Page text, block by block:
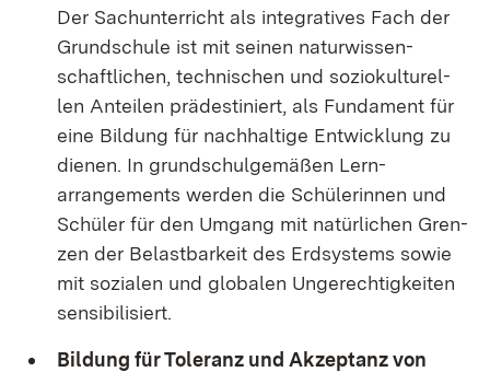
Der Sach­un­ter­richt als in­te­gra­ti­ves Fach der
Grund­schu­le ist mit sei­nen na­tur­wis­sen­
schaft­li­chen, tech­ni­schen und so­zio­kul­tu­rel­
len An­tei­len prä­des­ti­niert, als Fun­da­ment für
ei­ne Bil­dung für nach­hal­ti­ge Ent­wick­lung zu
die­nen. In grund­schul­ge­mä­ßen Lern­
arrangements wer­den die Schü­le­rin­nen und
Schü­ler für den Um­gang mit na­tür­li­chen Gren­
zen der Be­last­bar­keit des Erd­sys­tems so­wie
mit so­zia­len und glo­ba­len Un­ge­rech­tig­kei­ten
sen­si­bi­li­siert.
Bil­dung für To­le­ranz und Ak­zep­tanz von